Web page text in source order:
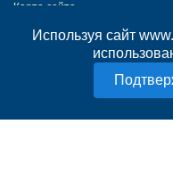
Используя сайт
Карта сайта
Политика
Согласие на обработку